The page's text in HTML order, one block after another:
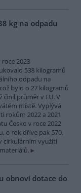
kg na odpadu
roce 2023
538 kilogramů
odpadu na
bylo o 27 kilogramů
činil průměr v EU. V
místě. Vyplývá
rokům 2022 a 2021
Česko v roce 2022
o rok dříve pak 570.
cirkulárním využití
obnoví dotace do